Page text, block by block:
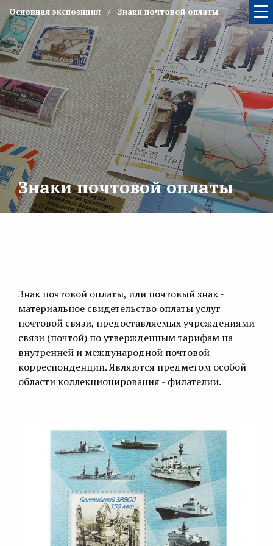
Основная экспозиция Знаки почтовой оплаты
Знаки почтовой оплаты
Знак почтовой оплаты, или почтовый знак -
материальное свидетельство оплаты услуг
почтовой связи, предоставляемых учреждениями
связи (почтой) по утвержденным тарифам на
внутренней и международной почтовой
корреспонденции. Являются предметом особой
области коллекционирования - филателии.